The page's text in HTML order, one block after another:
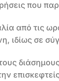
που
από τις
ιδίως σε